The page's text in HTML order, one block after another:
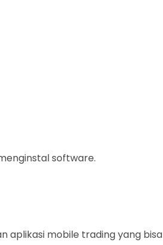
software.
aplikasi mobile trading yang bisa